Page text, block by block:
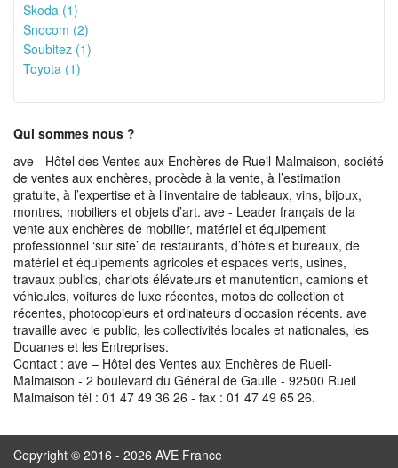
Skoda (1)
Snocom (2)
Soubitez (1)
Toyota (1)
Qui sommes nous ?
ave - Hôtel des Ventes aux Enchères de Rueil-Malmaison, société
de ventes aux enchères, procède à la vente, à l’estimation
gratuite, à l’expertise et à l’inventaire de tableaux, vins, bijoux,
montres, mobiliers et objets d’art. ave - Leader français de la
vente aux enchères de mobilier, matériel et équipement
professionnel ‘sur site’ de restaurants, d’hôtels et bureaux, de
matériel et équipements agricoles et espaces verts, usines,
travaux publics, chariots élévateurs et manutention, camions et
véhicules, voitures de luxe récentes, motos de collection et
récentes, photocopieurs et ordinateurs d’occasion récents. ave
travaille avec le public, les collectivités locales et nationales, les
Douanes et les Entreprises.
Contact : ave – Hôtel des Ventes aux Enchères de Rueil-
Malmaison - 2 boulevard du Général de Gaulle - 92500 Rueil
Malmaison tél : 01 47 49 36 26 - fax : 01 47 49 65 26.
Copyright © 2016 - 2026 AVE France